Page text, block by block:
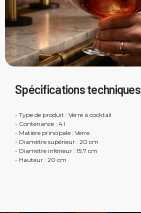
Spécifications techniques
- Type de produit : Verre à cocktail
- Contenance : 4 l
- Matière principale : Verre
- Diamètre supérieur : 20 cm
- Diamètre inférieur : 15,7 cm
- Hauteur : 20 cm